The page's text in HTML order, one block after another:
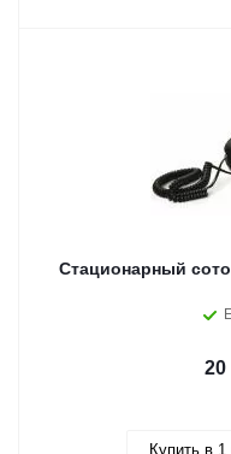
Стационарный
20
Купить в 1